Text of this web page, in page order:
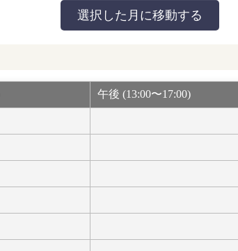
午後 (13:00〜17:00)